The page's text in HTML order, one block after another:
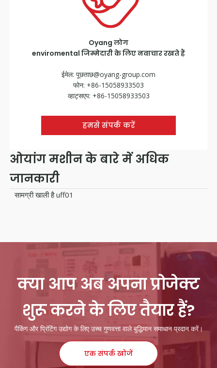
Oyang लोग
enviromental जिम्मेदारी के लिए नवाचार रखते हैं
ईमेल: पूछताछ@oyang-group.com
फोन: +86-15058933503
व्हाट्सएप: +86-15058933503
हमसे संपर्क करें
ओयांग मशीन के बारे में अधिक
जानकारी
सामग्री खाली है uff01
क्या आप अब अपना प्रोजेक्ट
शुरू करने के लिए तैयार हैं?
पैकिंग और प्रिंटिंग उद्योग के लिए उच्च गुणवत्ता वाले बुद्धिमान समाधान प्रदान करें।
एक संपर्क खोजें